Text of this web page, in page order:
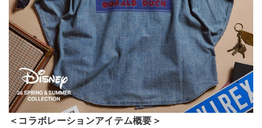
＜コラボレーションアイテム概要＞